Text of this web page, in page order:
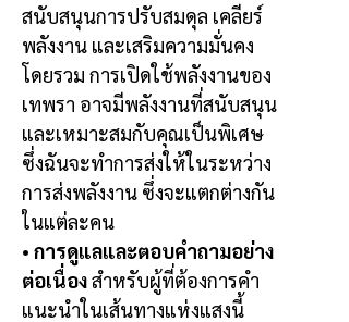
สนับสนุนการปรับสมดุล เคลียร์
พลังงาน และเสริมความมั่นคง
โดยรวม การเปิดใช้พลังงานของ
เทพรา อาจมีพลังงานที่สนับสนุน
และเหมาะสมกับคุณเป็นพิเศษ
ซึ่งฉันจะทำการส่งให้ในระหว่าง
การส่งพลังงาน ซึ่งจะแตกต่างกัน
ในแต่ละคน
• การดูแลและตอบคำถามอย่าง
ต่อเนื่องสำหรับผู้ที่ต้องการคำ
แนะนำในเส้นทางแห่งแสงนี้